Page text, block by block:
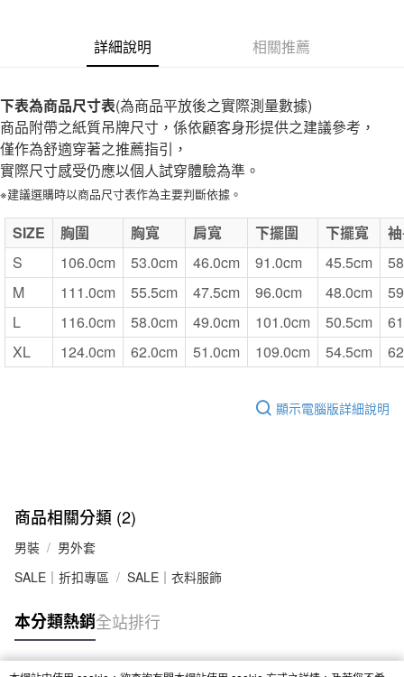
每筆NT$65，滿NT$1,000(含以上)免運費
付款後7-11取貨
宅配
每筆NT$150，滿NT$2,000(含以上)免運費
無印良品門市自取
詳細說明 相關推薦
下表為商品尺寸表(為商品平放後之實際測量數據)
商品附帶之紙質吊牌尺寸，係依顧客身形提供之建議參考，
僅作為舒適穿著之推薦指引，
實際尺寸感受仍應以個人試穿體驗為準。
※建議選購時以商品尺寸表作為主要判斷依據。
SIZE 胸圍 胸寬 肩寬 下擺圍 下擺寬
S
106.0cm 53.0cm 46.0cm 91.0cm 45.5cm
M
111.0cm 55.5cm 47.5cm 96.0cm 48.0cm
L
116.0cm 58.0cm 49.0cm 101.0cm 50.5cm
XL
124.0cm 62.0cm 51.0cm 109.0cm 54.5cm
顯示電腦版詳細說明
商品相關分類 (2)
男裝
男外套
SALE｜折扣專區
SALE｜衣料服飾
本分類熱銷全站排行